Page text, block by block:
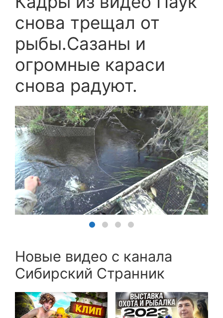
снова трещал от
рыбы.Сазаны и
огромные караси
снова радуют.
Новые видео с канала
Сибирский Странник